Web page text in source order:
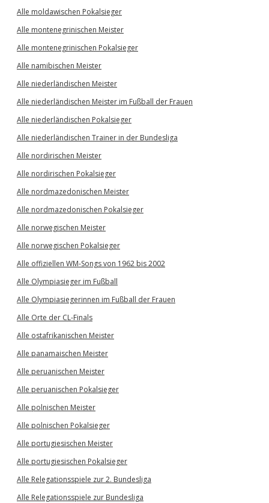
Alle moldawischen Pokalsieger
Alle montenegrinischen Meister
Alle montenegrinischen Pokalsieger
Alle namibischen Meister
Alle niederländischen Meister
Alle niederländischen Meister im Fußball der Frauen
Alle niederländischen Pokalsieger
Alle niederländischen Trainer in der Bundesliga
Alle nordirischen Meister
Alle nordirischen Pokalsieger
Alle nordmazedonischen Meister
Alle nordmazedonischen Pokalsieger
Alle norwegischen Meister
Alle norwegischen Pokalsieger
Alle offiziellen WM-Songs von 1962 bis 2002
Alle Olympiasieger im Fußball
Alle Olympiasiegerinnen im Fußball der Frauen
Alle Orte der CL-Finals
Alle ostafrikanischen Meister
Alle panamaischen Meister
Alle peruanischen Meister
Alle peruanischen Pokalsieger
Alle polnischen Meister
Alle polnischen Pokalsieger
Alle portugiesischen Meister
Alle portugiesischen Pokalsieger
Alle Relegationsspiele zur 2. Bundesliga
Alle Relegationsspiele zur Bundesliga